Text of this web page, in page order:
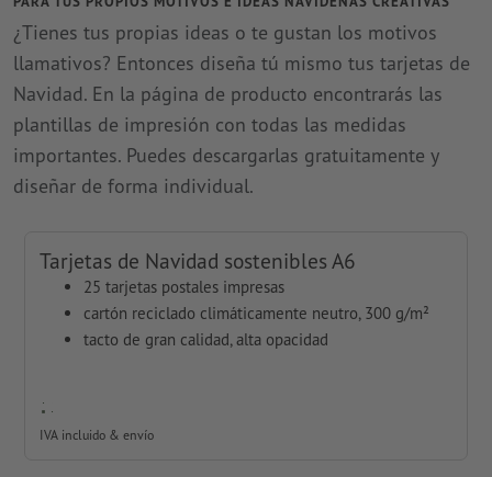
¿Tienes tus propias ideas o te gustan los motivos
llamativos? Entonces diseña tú mismo tus tarjetas de
Navidad. En la página de producto encontrarás las
plantillas de impresión con todas las medidas
importantes. Puedes descargarlas gratuitamente y
diseñar de forma individual.
Tarjetas de Navidad sostenibles A6
25 tarjetas postales impresas
cartón reciclado climáticamente neutro, 300 g/m²
tacto de gran calidad, alta opacidad
IVA incluido & envío